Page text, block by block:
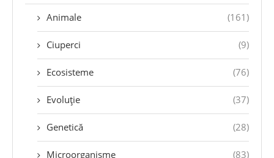
Animale (161)
Ciuperci (9)
Ecosisteme (76)
Evoluție (37)
Genetică (28)
Microorganisme (83)